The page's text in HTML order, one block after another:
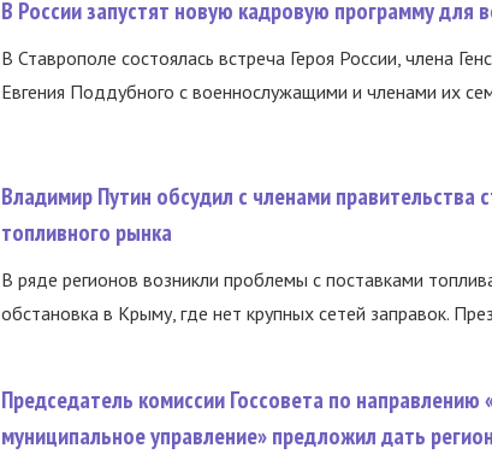
В России запустят новую кадровую программу для
В Ставрополе состоялась встреча Героя России, члена
Евгения Поддубного с военнослужащими и членами их
Владимир Путин обсудил с членами правительства
топливного рынка
В ряде регионов возникли проблемы с поставками
обстановка в Крыму, где нет крупных сетей заправок.
Председатель комиссии Госсовета по направлению
муниципальное управление» предложил дать